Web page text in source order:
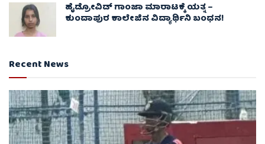
ಹೈಡ್ರೋವಿಡ್ ಗಾಂಜಾ ಮಾರಾಟಕ್ಕೆ ಯತ್ನ –
ಕುಂದಾಪುರ ಕಾಲೇಜಿನ ವಿದ್ಯಾರ್ಥಿನಿ ಬಂಧನ!
Recent News